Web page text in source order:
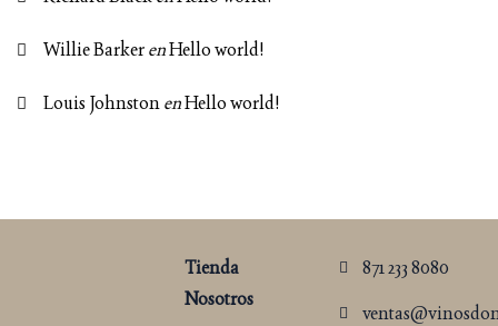
Willie BarkerenHello world!
Louis JohnstonenHello world!
Tienda
Nosotros
871 233 8080